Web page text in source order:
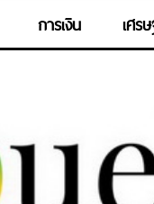
การเงิน เศร